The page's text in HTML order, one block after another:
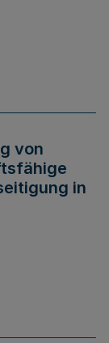
von
in